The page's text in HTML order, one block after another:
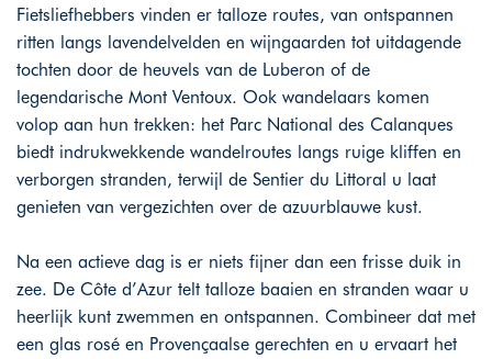
Fietsliefhebbers vinden er talloze routes, van ontspannen
ritten langs lavendelvelden en wijngaarden tot uitdagende
tochten door de heuvels van de Luberon of de
legendarische Mont Ventoux. Ook wandelaars komen
volop aan hun trekken: het Parc National des Calanques
biedt indrukwekkende wandelroutes langs ruige kliffen en
verborgen stranden, terwijl de Sentier du Littoral u laat
genieten van vergezichten over de azuurblauwe kust.
Na een actieve dag is er niets fijner dan een frisse duik in
zee. De Côte d’Azur telt talloze baaien en stranden waar u
heerlijk kunt zwemmen en ontspannen. Combineer dat met
een glas rosé en Provençaalse gerechten en u ervaart het